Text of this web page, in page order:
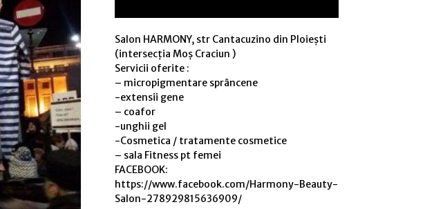
Salon HARMONY, str Cantacuzino din Ploiești
(intersecția Moș Craciun )
Servicii oferite :
– micropigmentare sprâncene
-extensii gene
– coafor
-unghii gel
-Cosmetica / tratamente cosmetice
– sala Fitness pt femei
FACEBOOK:
https://www.facebook.com/Harmony-Beauty-
Salon-278929815636909/